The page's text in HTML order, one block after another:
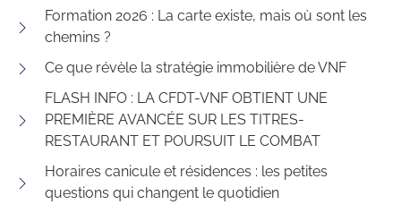
Formation 2026 : La carte existe, mais où sont les
chemins ?
Ce que révèle la stratégie immobilière de VNF
FLASH INFO : LA CFDT-VNF OBTIENT UNE
PREMIÈRE AVANCÉE SUR LES TITRES-
RESTAURANT ET POURSUIT LE COMBAT
Horaires canicule et résidences : les petites
questions qui changent le quotidien